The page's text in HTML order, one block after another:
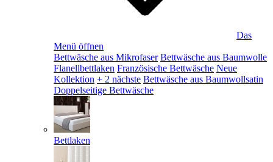
Das
Menü öffnen
Bettwäsche aus Mikrofaser Bettwäsche aus Baumwolle
Flanellbettlaken Französische Bettwäsche Neue
Kollektion + 2 nächste Bettwäsche aus Baumwollsatin
Doppelseitige Bettwäsche
Bettlaken